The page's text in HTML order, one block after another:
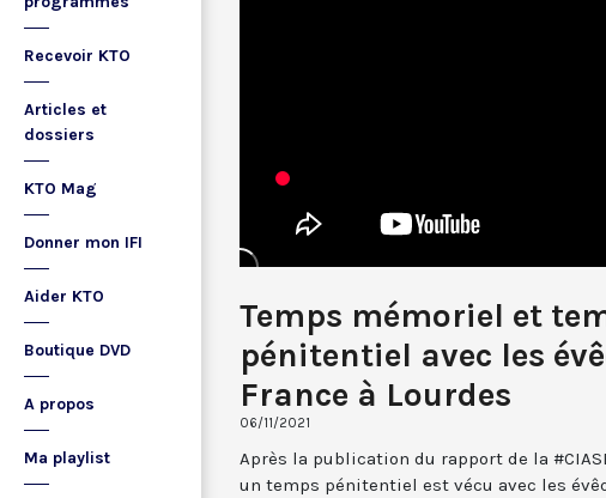
Recevoir KTO
Articles et
dossiers
KTO Mag
Donner mon IFI
Aider KTO
Boutique DVD
A propos
Ma playlist
Temps mémoriel et
pénitentiel avec les
France à Lourdes
06/11/2021
Après la publication du rapport de la
un temps pénitentiel est vécu avec les